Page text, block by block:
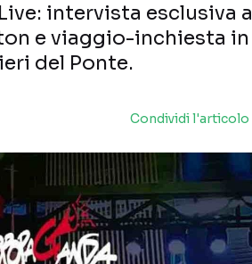
intervista esclusiva a
e viaggio-inchiesta in
del Ponte.
Condividi l'articolo